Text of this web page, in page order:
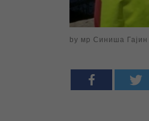
by мр Синиша Гајин